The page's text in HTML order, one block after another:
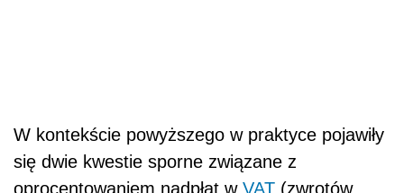
W kontekście powyższego w praktyce pojawiły
się dwie kwestie sporne związane z
oprocentowaniem nadpłat w VAT (zwrotów